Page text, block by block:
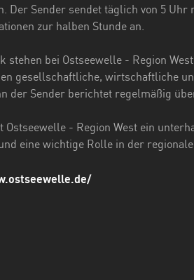
Der Sender sendet täglich von 5
zur halben Stunde an.
stehen bei Ostseewelle - Region
gesellschaftliche, wirtschaftliche
der Sender berichtet regelmäßig
Ostseewelle - Region West ein
eine wichtige Rolle in der